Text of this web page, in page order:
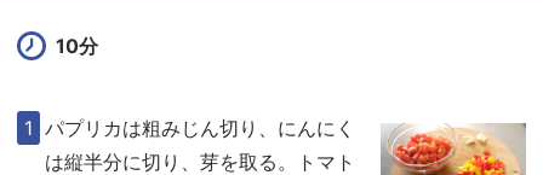
10分
パプリカは粗みじん切り、にんにく
は縦半分に切り、芽を取る。トマト